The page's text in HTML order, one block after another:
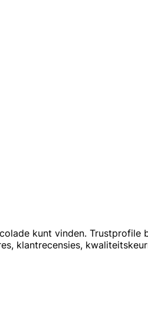
kunt vinden.
klantrecensies,